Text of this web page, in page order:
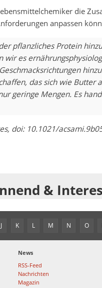
die
anpassen
pflanzliches Protein
wir es
das sich wie Butter
geringe Mengen. Es
doi: 10.1021/
&
J K L M N O
News
RSS-Feed
Nachrichten
Magazin